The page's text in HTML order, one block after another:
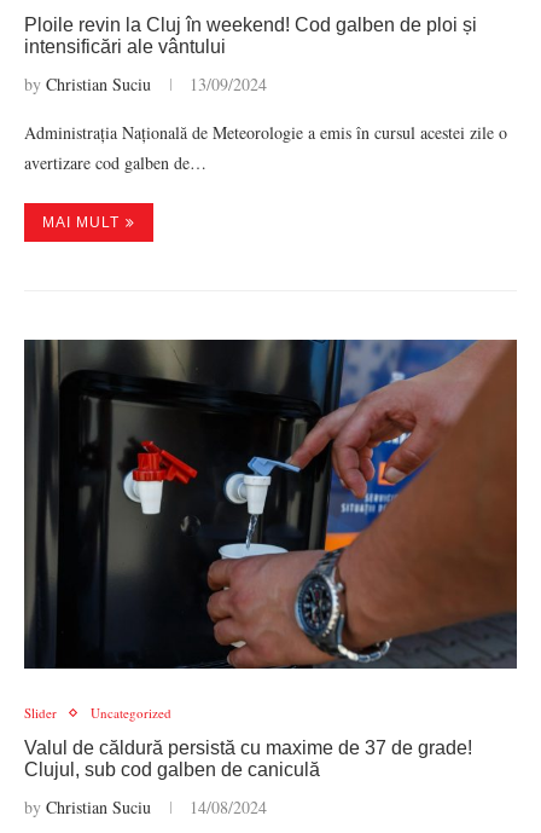
Ploile revin la Cluj în weekend! Cod galben de ploi și
intensificări ale vântului
by Christian Suciu 13/09/2024
Administrația Națională de Meteorologie a emis în cursul acestei zile o
avertizare cod galben de…
MAI MULT
Slider Uncategorized
Valul de căldură persistă cu maxime de 37 de grade!
Clujul, sub cod galben de caniculă
by Christian Suciu 14/08/2024